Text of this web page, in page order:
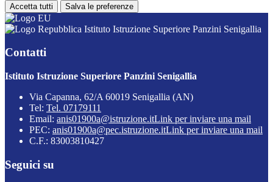
Accetta tutti Salva le preferenze
Istituto Istruzione Superiore Panzini Senigallia
Contatti
Istituto Istruzione Superiore Panzini Senigallia
Via Capanna, 62/A 60019 Senigallia (AN)
Tel: Tel. 07179111
Email: anis01900a@istruzione.itLink per inviare una mail
PEC: anis01900a@pec.istruzione.itLink per inviare una mail
C.F.: 83003810427
Seguici su